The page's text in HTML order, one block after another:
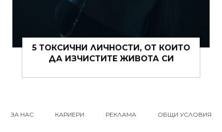
15 ЩИПКИ РОМАНТИКА КЪМ ЖИВОТА
ВИ ТОВА ЛЯТО
ЗА НАС КАРИЕРИ РЕКЛАМА ОБЩИ УСЛОВИЯ